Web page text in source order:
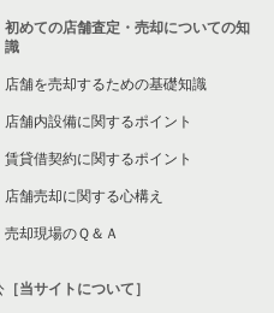
初めての店舗査定・売却についての知
識
店舗を売却するための基礎知識
店舗内設備に関するポイント
賃貸借契約に関するポイント
店舗売却に関する心構え
売却現場のＱ＆Ａ
［当サイトについて］